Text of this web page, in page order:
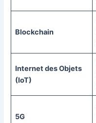
Blockchain
Internet des Objets
(IoT)
5G